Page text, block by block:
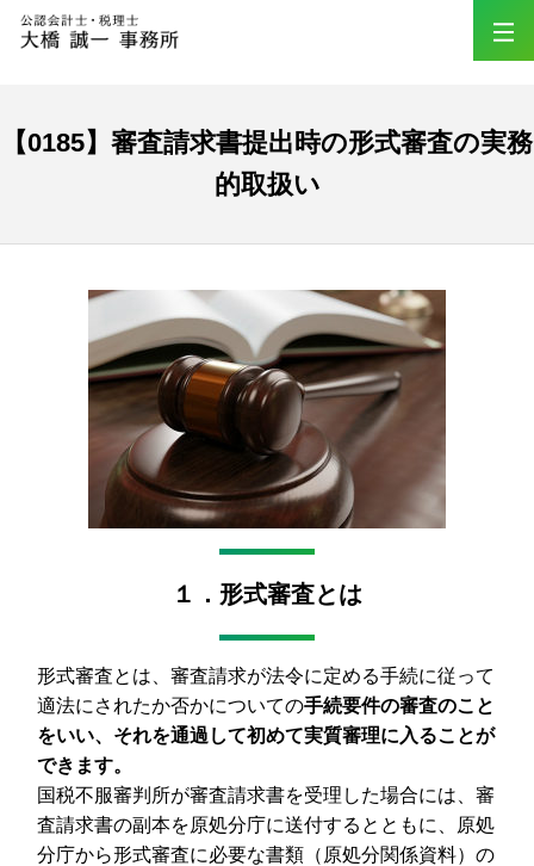
【0185】審査請求書提出時の形式審査の実務
的取扱い
１．形式審査とは
形式審査とは、審査請求が法令に定める手続に従って
適法にされたか否かについての手続要件の審査のこと
をいい、それを通過して初めて実質審理に入ることが
できます。
国税不服審判所が審査請求書を受理した場合には、審
査請求書の副本を原処分庁に送付するとともに、原処
分庁から形式審査に必要な書類（原処分関係資料）の